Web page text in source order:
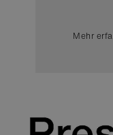
Mehr